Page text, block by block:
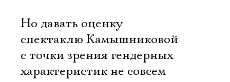
Но давать оценку
спектаклю Камышниковой
с точки зрения гендерных
характеристик не совсем